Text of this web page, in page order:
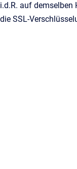
i.d.R. auf demselben
die SSL-